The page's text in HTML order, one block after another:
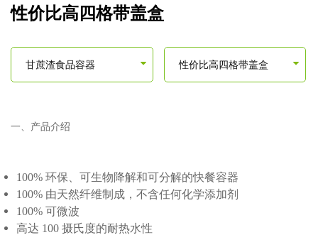
性价比高四格带盖盒
甘蔗渣食品容器 性价比高四格带盖盒
一、产品介绍
100% 环保、可生物降解和可分解的快餐容器
100% 由天然纤维制成，不含任何化学添加剂
100% 可微波
高达 100 摄氏度的耐热水性